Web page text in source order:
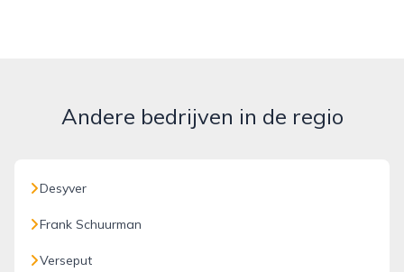
Andere bedrijven in de regio
Desyver
Frank Schuurman
Verseput